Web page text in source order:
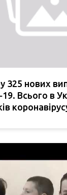
325 нових
Всього в